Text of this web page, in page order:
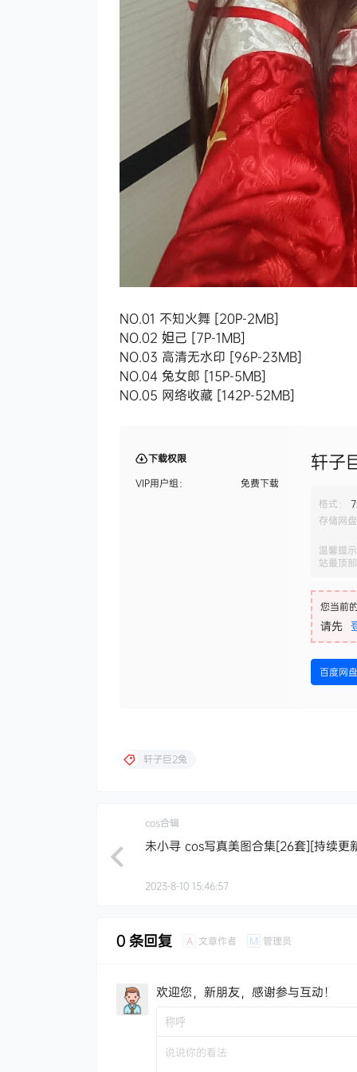
NO.01 不知火舞 [20P-2MB]
NO.02 妲己 [7P-1MB]
NO.03 高清无水印 [96P-23MB]
NO.04 兔女郎 [15P-5MB]
NO.05 网络收藏 [142P-52MB]
下载权限
VIP用户组：
免费下载
轩子
格式：
存储网
温馨提
站最顶
您当前
请先
百度网盘
轩子巨2兔
cos合辑
未小寻 cos写真美图合集[26套][持续更
2023-8-10 15:46:57
0 条回复 A 文章作者 M 管理员
欢迎您，新朋友，感谢参与互动！